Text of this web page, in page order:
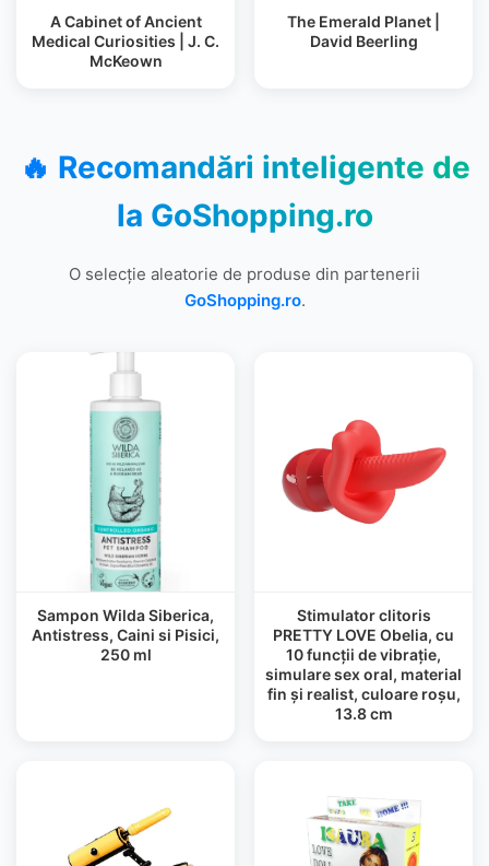
A Cabinet of Ancient
Medical Curiosities | J. C.
McKeown
The Emerald Planet |
David Beerling
🔥 Recomandări inteligente de
la GoShopping.ro
O selecție aleatorie de produse din partenerii
GoShopping.ro.
Sampon Wilda Siberica,
Antistress, Caini si Pisici,
250 ml
Stimulator clitoris
PRETTY LOVE Obelia, cu
10 funcții de vibrație,
simulare sex oral, material
fin și realist, culoare roșu,
13.8 cm